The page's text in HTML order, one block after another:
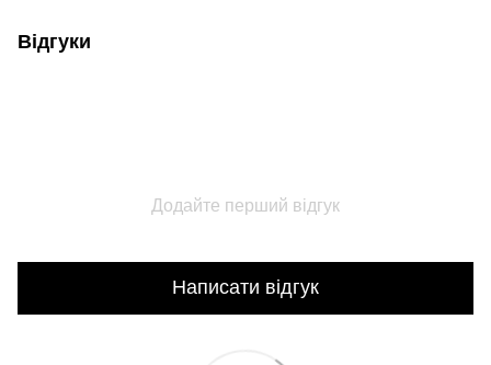
Відгуки
Додайте перший відгук
Написати відгук